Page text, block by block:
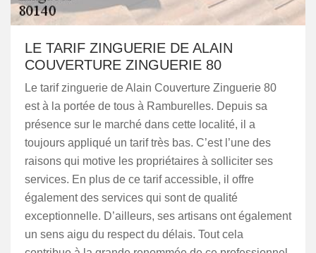
LE TARIF ZINGUERIE DE ALAIN
COUVERTURE ZINGUERIE 80
Le tarif zinguerie de Alain Couverture Zinguerie 80
est à la portée de tous à Ramburelles. Depuis sa
présence sur le marché dans cette localité, il a
toujours appliqué un tarif très bas. C’est l’une des
raisons qui motive les propriétaires à solliciter ses
services. En plus de ce tarif accessible, il offre
également des services qui sont de qualité
exceptionnelle. D’ailleurs, ses artisans ont également
un sens aigu du respect du délais. Tout cela